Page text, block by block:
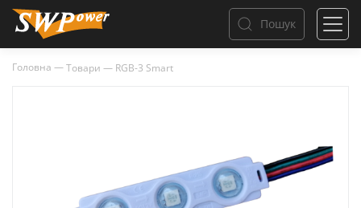
Пошук
Головна —Товари — RGB-3 Smart